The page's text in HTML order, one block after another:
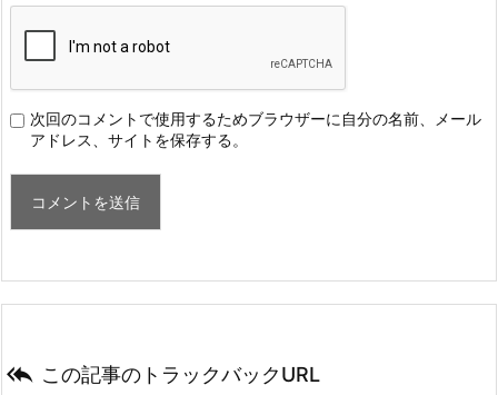
次回のコメントで使用するためブラウザーに自分の名前、メール
アドレス、サイトを保存する。
 この記事のトラックバックURL